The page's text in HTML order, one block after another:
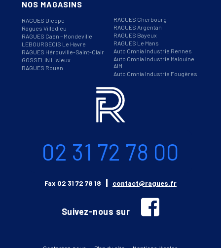
NOS MAGASINS
RAGUES Dieppe
Ragues Villedieu
RAGUES Caen – Mondeville
LEBOURGEOIS Le Havre
RAGUES Hérouville-Saint-Clair
GOSSELIN Lisieux
RAGUES Rouen
RAGUES Cherbourg
RAGUES Argentan
RAGUES Bayeux
RAGUES Le Mans
Auto Omnia Industrie Rennes
Auto Omnia Industrie Malouine
AIM
Auto Omnia Industrie Fougères
02 31 72 78 00
Fax 02 31 72 78 18 Emailcontact@ragues.fr
Suivez-nous sur
facebook